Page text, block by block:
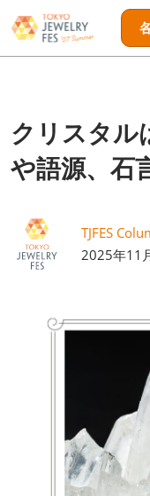
キ
ッ
て
進
む
クリスタル
や語源、石
TJFES
2025年11